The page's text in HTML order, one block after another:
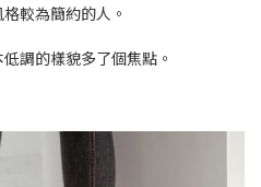
較為簡約的人。
調的樣貌多了個焦點。